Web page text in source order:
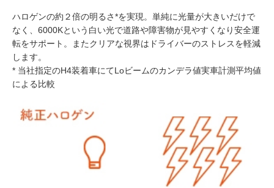
ハロゲンの約２倍の明るさ*を実現。単純に光量が大きいだけで
なく、6000Kという白い光で道路や障害物が見やすくなり安全運
転をサポート。またクリアな視界はドライバーのストレスを軽減
します。
* 当社指定のH4装着車にてLoビームのカンデラ値実車計測平均値
による比較